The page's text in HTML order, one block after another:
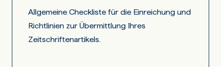
Allgemeine Checkliste für die Einreichung und
Richtlinien zur Übermittlung Ihres
Zeitschriftenartikels.